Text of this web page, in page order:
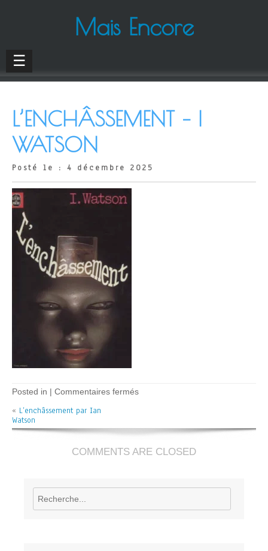
Mais Encore
☰
L’ENCHÂSSEMENT – I
WATSON
Posté le : 4 décembre 2025
Posted in | Commentaires ferméssur
Watson
« L’enchâssement par Ian
Watson
COMMENTS ARE CLOSED
Rechercher